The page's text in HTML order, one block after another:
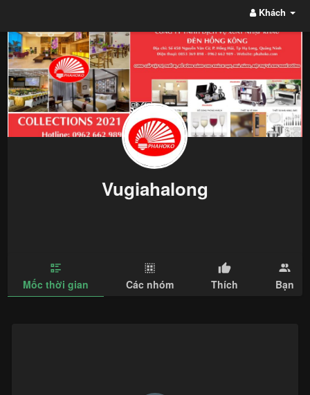
Khách
Vugiahalong
Mốc thời gian Các nhóm Thích Bạn